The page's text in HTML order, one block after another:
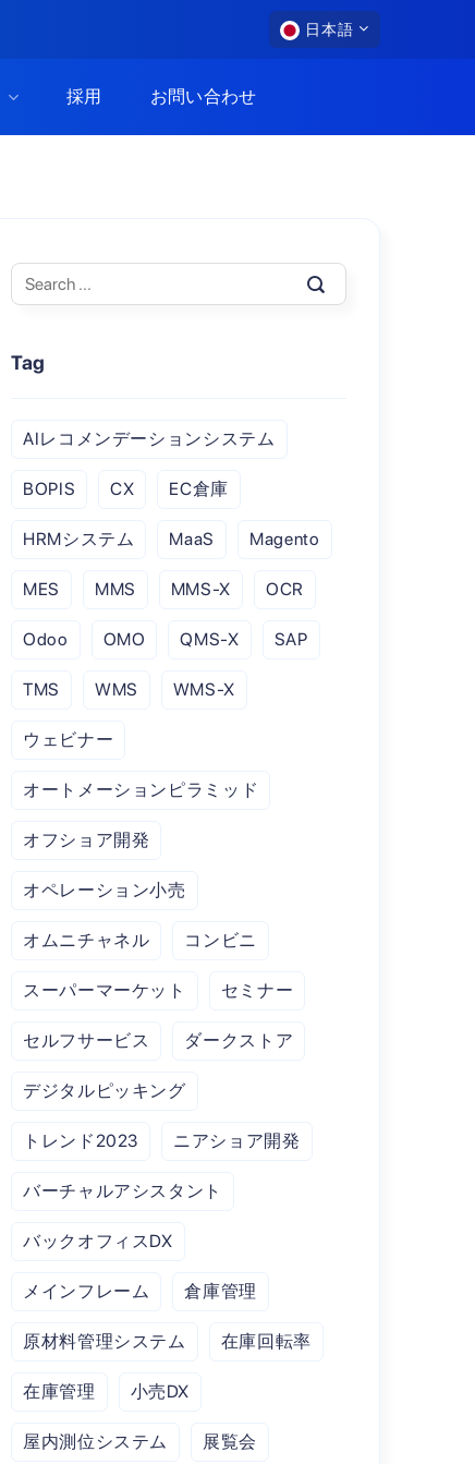
日本語
採用 お問い合わせ
Tag
AIレコメンデーションシステム
BOPIS CX EC倉庫
HRMシステム MaaS Magento
MES MMS MMS-X OCR
Odoo OMO QMS-X SAP
TMS WMS WMS-X
ウェビナー
オートメーションピラミッド
オフショア開発
オペレーション小売
オムニチャネル コンビニ
スーパーマーケット セミナー
セルフサービス ダークストア
デジタルピッキング
トレンド2023 ニアショア開発
バーチャルアシスタント
バックオフィスDX
メインフレーム 倉庫管理
原材料管理システム 在庫回転率
在庫管理 小売DX
屋内測位システム 展覧会